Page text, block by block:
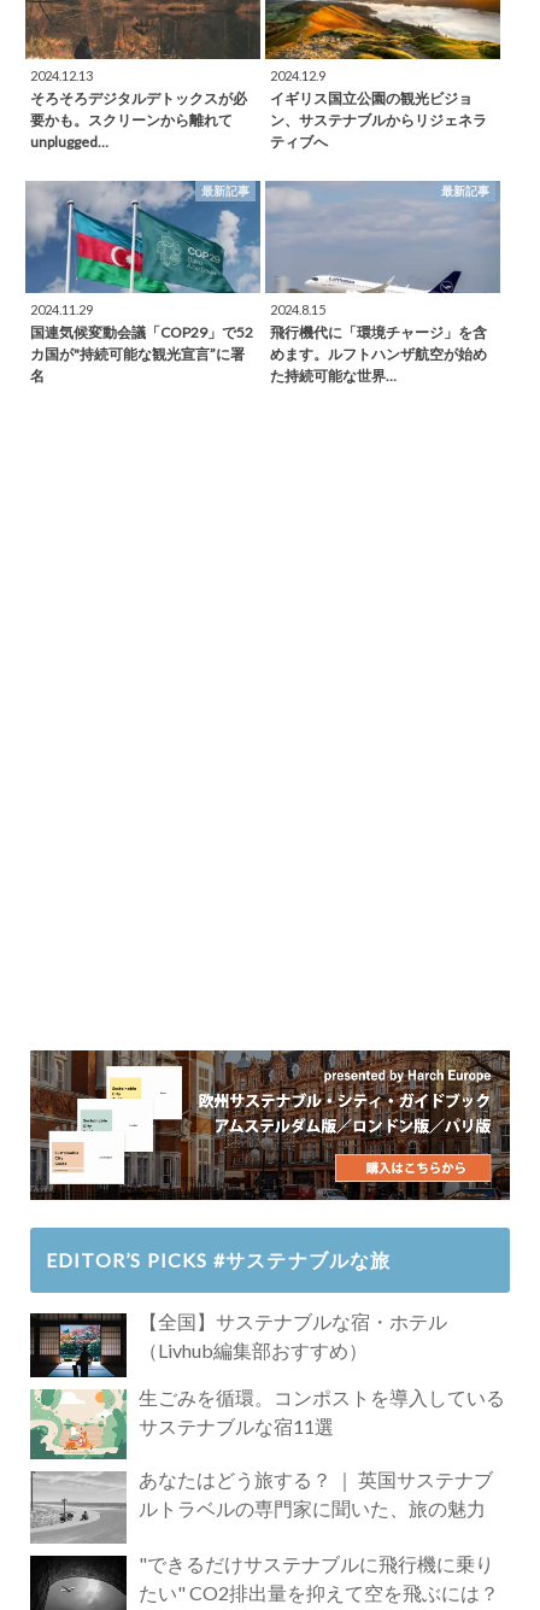
2024.12.13
そろそろデジタルデトックスが必
要かも。スクリーンから離れて
unplugged…
2024.12.9
イギリス国立公園の観光ビジョ
ン、サステナブルからリジェネラ
ティブへ
最新記事
2024.11.29
国連気候変動会議「COP29」で52
カ国が"持続可能な観光宣言”に署
名
最新記事
2024.8.15
飛行機代に「環境チャージ」を含
めます。ルフトハンザ航空が始め
た持続可能な世界…
EDITOR’S PICKS #サステナブルな旅
【全国】サステナブルな宿・ホテル
（Livhub編集部おすすめ）
生ごみを循環。コンポストを導入している
サステナブルな宿11選
あなたはどう旅する？ ｜ 英国サステナブ
ルトラベルの専門家に聞いた、旅の魅力
"できるだけサステナブルに飛行機に乗り
たい" CO2排出量を抑えて空を飛ぶには？